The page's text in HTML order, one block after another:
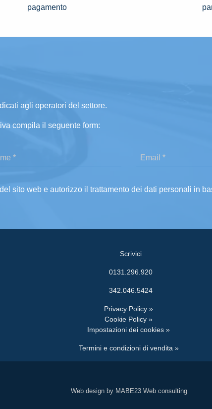
pagamento
agli operatori del settore.
compila il seguente form:
sito web e autorizzo il trattamento dei dati personali in
Scrivici
0131.296.920
342.046.5424
Privacy Policy »
Cookie Policy »
Impostazioni dei cookies »
Termini e condizioni di vendita »
Web design by MABE23 Web consulting